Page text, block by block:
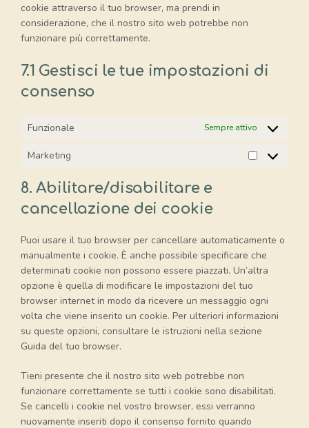
cookie attraverso il tuo browser, ma prendi in
considerazione, che il nostro sito web potrebbe non
funzionare più correttamente.
7.1 Gestisci le tue impostazioni di
consenso
Funzionale Sempre attivo
Marketing
Marketing
8. Abilitare/disabilitare e
cancellazione dei cookie
Puoi usare il tuo browser per cancellare automaticamente o
manualmente i cookie. È anche possibile specificare che
determinati cookie non possono essere piazzati. Un’altra
opzione è quella di modificare le impostazioni del tuo
browser internet in modo da ricevere un messaggio ogni
volta che viene inserito un cookie. Per ulteriori informazioni
su queste opzioni, consultare le istruzioni nella sezione
Guida del tuo browser.
Tieni presente che il nostro sito web potrebbe non
funzionare correttamente se tutti i cookie sono disabilitati.
Se cancelli i cookie nel vostro browser, essi verranno
nuovamente inseriti dopo il consenso fornito quando